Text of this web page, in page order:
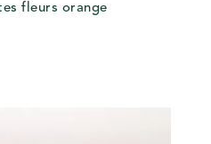
fleurs orange